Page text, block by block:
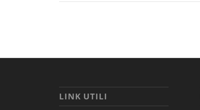
LINK UTILI